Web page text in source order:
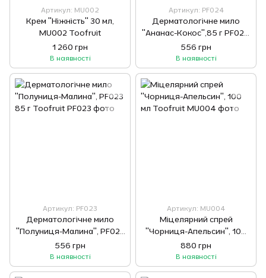
Артикул: MU002
Крем "Ніжність" 30 мл,
MU002 Toofruit
1 260 грн
В наявності
Артикул: PF024
Дерматологічне мило
"Ананас-Кокос",85 г PF024
Toofruit
556 грн
В наявності
Артикул: PF023
Дерматологічне мило
"Полуниця-Малина", PF023
85 г Toofruit
556 грн
В наявності
Артикул: MU004
Міцелярний спрей
"Чорниця-Апельсин", 100
мл Toofruit
880 грн
В наявності